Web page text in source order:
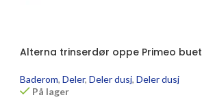
Alterna trinserdør oppe Primeo buet
Baderom, Deler, Deler dusj, Deler dusj
På lager